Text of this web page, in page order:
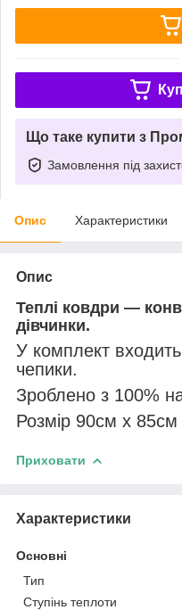
Що таке купити з
Замовлення під
Опис Характеристики
Опис
Теплі ковдри ―
дівчинки.
У комплект
чепики.
Зроблено з 100%
Розмір 90см х 85см
Приховати
Характеристики
Основні
Тип
Ступінь теплоти